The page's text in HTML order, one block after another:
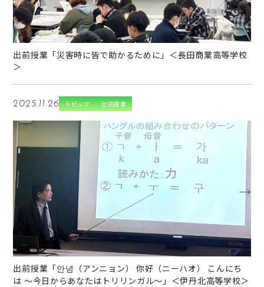
出前授業「災害時に皆で助かるために」＜長田商業高等学校
＞
2025.11.26 トピック 出前授業
出前授業「안녕（アンニョン） 你好（ニーハオ） こんにち
は ～今日からあなたはトリリンガル～」＜伊丹北高等学校＞
→